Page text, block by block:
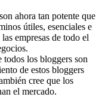
ahora tan potente que
útiles, esenciales e
empresas de todo el
los bloggers son
de estos bloggers
cree que los
el mercado.